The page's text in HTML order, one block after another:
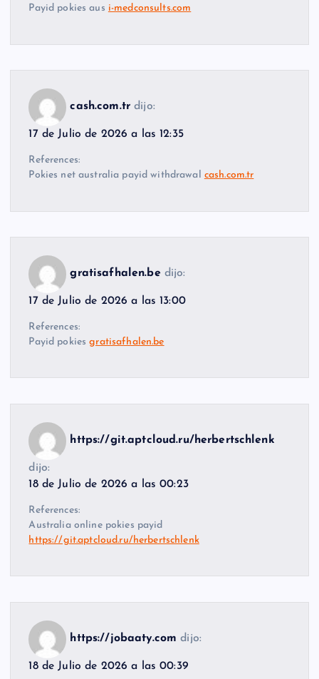
Payid pokies aus i-medconsults.com
cash.com.tr dijo:
17 de Julio de 2026 a las 12:35
References:
Pokies net australia payid withdrawal cash.com.tr
gratisafhalen.be dijo:
17 de Julio de 2026 a las 13:00
References:
Payid pokiesgratisafhalen.be
https://git.aptcloud.ru/herbertschlenk
dijo:
18 de Julio de 2026 a las 00:23
References:
Australia online pokies payid
https://git.aptcloud.ru/herbertschlenk
https://jobaaty.com dijo:
18 de Julio de 2026 a las 00:39